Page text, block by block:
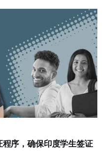
程序，确保印度学生签证